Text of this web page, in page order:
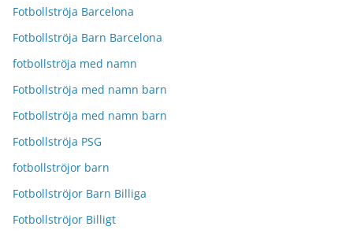
Fotbollströja Barcelona
Fotbollströja Barn Barcelona
fotbollströja med namn
Fotbollströja med namn barn
Fotbollströja med namn barn
Fotbollströja PSG
fotbollströjor barn
Fotbollströjor Barn Billiga
Fotbollströjor Billigt